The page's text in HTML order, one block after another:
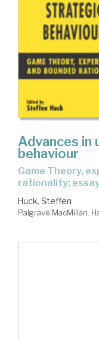
Advances
behaviour
Game Theory, experiments and bounded
rationality:
Huck, Steffen
Palgrave MacMillan.